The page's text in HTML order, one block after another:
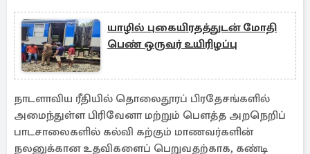
யாழில் புகையிரதத்துடன் மோதி
பெண் ஒருவர் உயிரிழப்பு
நாடளாவிய ரீதியில் தொலைதூரப் பிரதேசங்களில்
அமைந்துள்ள பிரிவேனா மற்றும் பௌத்த அறநெறிப்
பாடசாலைகளில் கல்வி கற்கும் மாணவர்களின்
நலனுக்கான உதவிகளைப் பெறுவதற்காக, கண்டி